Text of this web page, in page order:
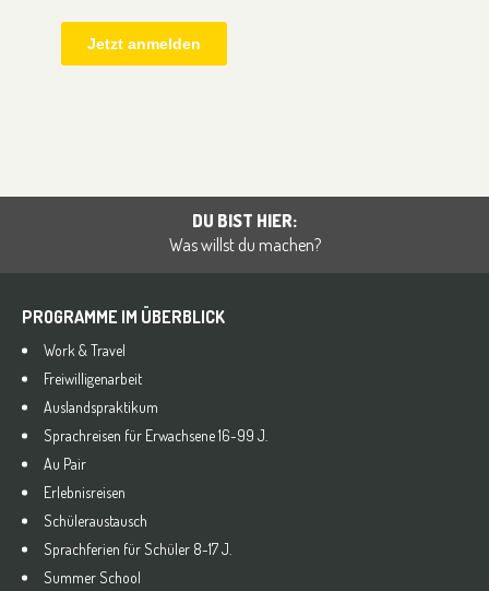
Jetzt anmelden
DU BIST HIER:
Was willst du machen?
PROGRAMME IM ÜBERBLICK
Work & Travel
Freiwilligenarbeit
Auslandspraktikum
Sprachreisen für Erwachsene 16-99 J.
Au Pair
Erlebnisreisen
Schüleraustausch
Sprachferien für Schüler 8-17 J.
Summer School